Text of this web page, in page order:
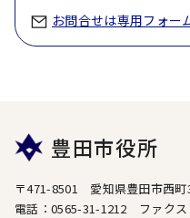
お問合せは専用フォー
豊田市役所
〒471-8501 愛知県豊田市西町
電話：0565-31-1212 ファクス